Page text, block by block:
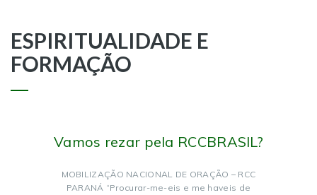
ESPIRITUALIDADE E
FORMAÇÃO
Vamos rezar pela RCCBRASIL?
MOBILIZAÇÃO NACIONAL DE ORAÇÃO – RCC
PARANÁ “Procurar-me-eis e me haveis de